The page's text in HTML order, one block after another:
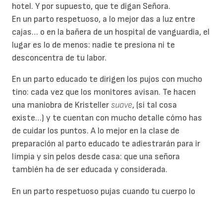
hotel. Y por supuesto, que te digan Señora.
En un parto respetuoso, a lo mejor das a luz entre
cajas… o en la bañera de un hospital de vanguardia, el
lugar es lo de menos: nadie te presiona ni te
desconcentra de tu labor.
En un parto educado te dirigen los pujos con mucho
tino: cada vez que los monitores avisan. Te hacen
una maniobra de Kristeller suave, (si tal cosa
existe…) y te cuentan con mucho detalle cómo has
de cuidar los puntos. A lo mejor en la clase de
preparación al parto educado te adiestrarán para ir
limpia y sin pelos desde casa: que una señora
también ha de ser educada y considerada.
En un parto respetuoso pujas cuando tu cuerpo lo